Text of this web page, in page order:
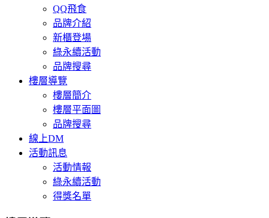
QQ飛食
品牌介紹
新櫃登場
綠永續活動
品牌搜尋
樓層導覽
樓層簡介
樓層平面圖
品牌搜尋
線上DM
活動訊息
活動情報
綠永續活動
得獎名單